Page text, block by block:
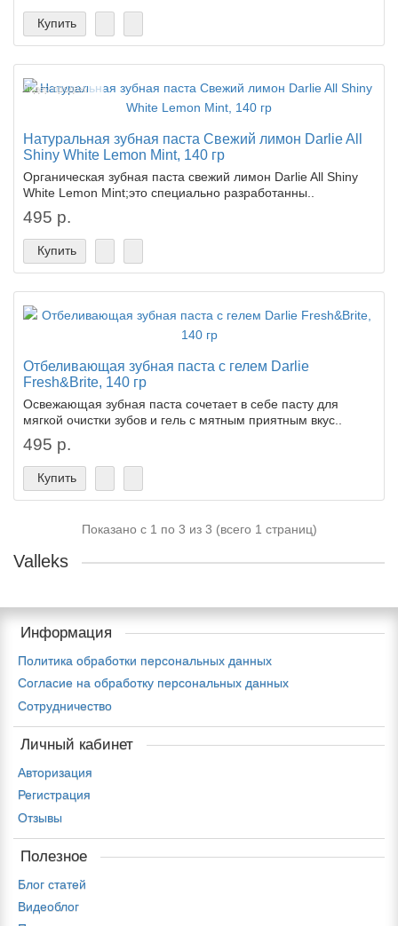
Купить
Лидер продаж!
Натуральная зубная паста Свежий лимон Darlie All
Shiny White Lemon Mint, 140 гр
Органическая зубная паста свежий лимон Darlie All Shiny
White Lemon Mint;это специально разработанны..
495 р.
Купить
Отбеливающая зубная паста с гелем Darlie
Fresh&Brite, 140 гр
Освежающая зубная паста сочетает в себе пасту для
мягкой очистки зубов и гель с мятным приятным вкус..
495 р.
Купить
Показано с 1 по 3 из 3 (всего 1 страниц)
Valleks
Информация
Политика обработки персональных данных
Согласие на обработку персональных данных
Сотрудничество
Личный кабинет
Авторизация
Регистрация
Отзывы
Полезное
Блог статей
Видеоблог